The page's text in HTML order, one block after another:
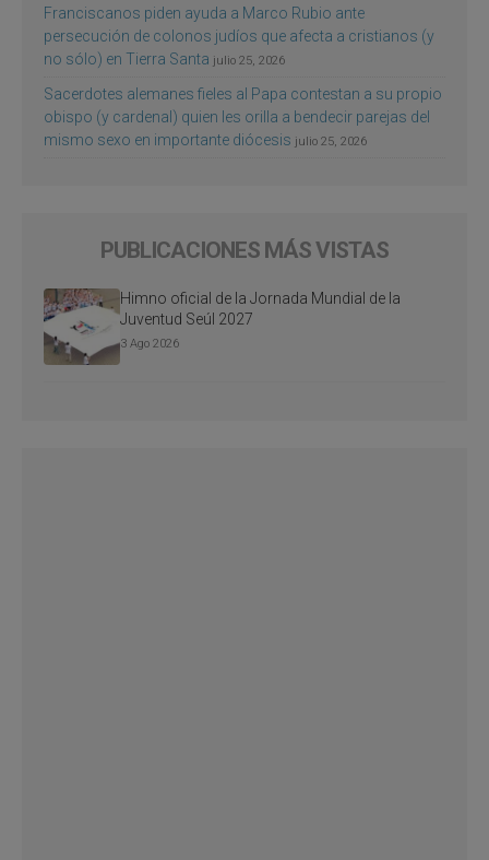
Franciscanos piden ayuda a Marco Rubio ante
persecución de colonos judíos que afecta a cristianos (y
no sólo) en Tierra Santa julio 25, 2026
Sacerdotes alemanes fieles al Papa contestan a su propio
obispo (y cardenal) quien les orilla a bendecir parejas del
mismo sexo en importante diócesis julio 25, 2026
PUBLICACIONES MÁS VISTAS
Himno oficial de la Jornada Mundial de la
Juventud Seúl 2027
3 Ago 2026